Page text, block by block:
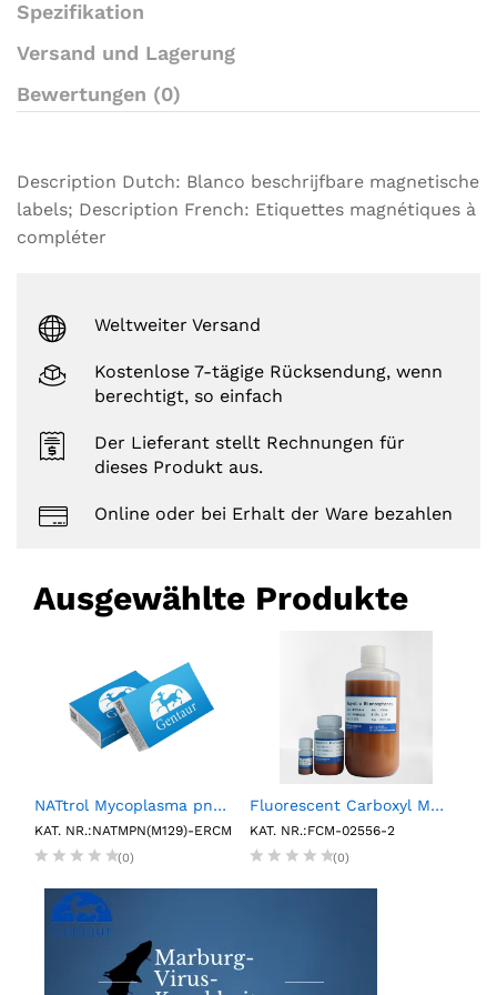
s
Spezifikation
Versand und Lagerung
Bewertungen (0)
Description Dutch: Blanco beschrijfbare magnetische
labels; Description French: Etiquettes magnétiques à
compléter
Weltweiter Versand
Kostenlose 7-tägige Rücksendung, wenn
berechtigt, so einfach
Der Lieferant stellt Rechnungen für
dieses Produkt aus.
Online oder bei Erhalt der Ware bezahlen
Ausgewählte Produkte
NATtrol Mycoplasma pneumoniae M129, External Run Control, Medium (6 X 1 mL)
KAT. NR.:NATMPN(M129)-ERCM
(0)
Fluorescent Carboxyl Magnetic Particles, , Nile Red, 1%w/v, 0.2-0.39µm, 2mL
KAT. NR.:FCM-02556-2
(0)